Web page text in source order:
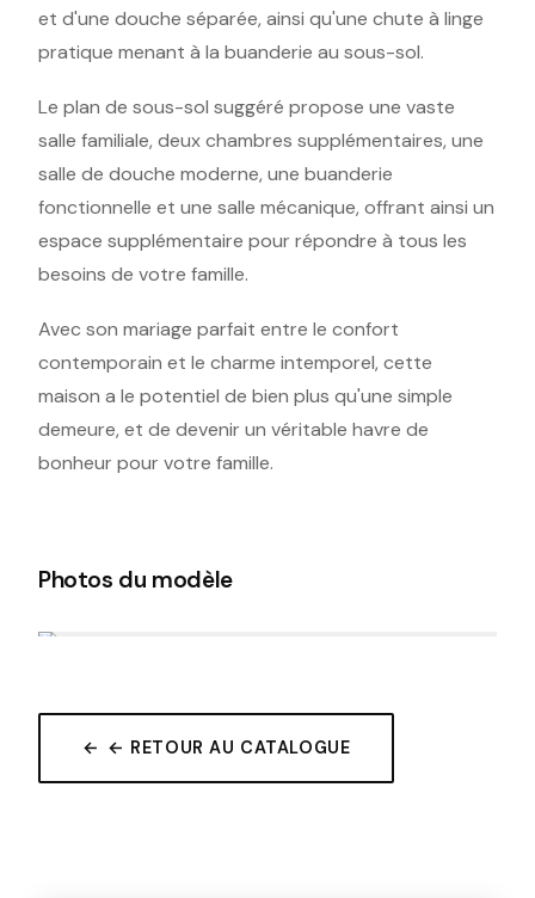
et d'une douche séparée, ainsi qu'une chute à linge
pratique menant à la buanderie au sous-sol.
Le plan de sous-sol suggéré propose une vaste
salle familiale, deux chambres supplémentaires, une
salle de douche moderne, une buanderie
fonctionnelle et une salle mécanique, offrant ainsi un
espace supplémentaire pour répondre à tous les
besoins de votre famille.
Avec son mariage parfait entre le confort
contemporain et le charme intemporel, cette
maison a le potentiel de bien plus qu'une simple
demeure, et de devenir un véritable havre de
bonheur pour votre famille.
Photos du modèle
← RETOUR AU CATALOGUE